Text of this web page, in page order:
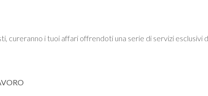
cureranno i tuoi affari offrendoti una serie di servizi